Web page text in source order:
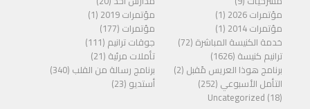
مؤتمرات 2026 (1)
مؤتمرات 2019 (1)
مؤتمرات 2014 (1)
مؤتمرات (177)
خدمة الكنيسة المباشرة (72)
جوقات ترانيم (111)
ترانيم كنيسة (1626)
تأملات مرئية (21)
برنامج هوذا العريس مًقبل (2)
برنامج رسالة من القلب (340)
التأمل الأسبوعي (252)
أستديو (23)
Uncategorized (18)